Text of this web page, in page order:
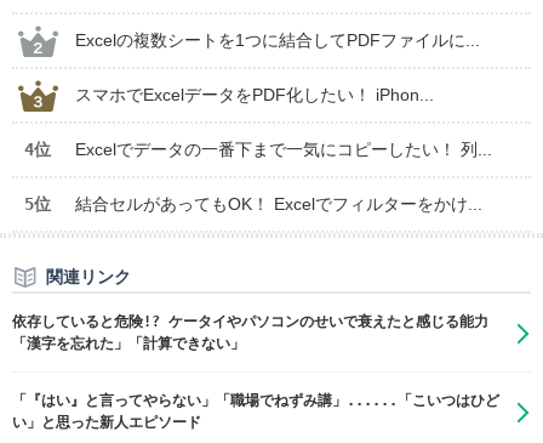
Excelの複数シートを1つに結合してPDFファイルに...
スマホでExcelデータをPDF化したい！ iPhon...
4位 Excelでデータの一番下まで一気にコピーしたい！ 列...
5位 結合セルがあってもOK！ Excelでフィルターをかけ...
関連リンク
依存していると危険!? ケータイやパソコンのせいで衰えたと感じる能力
「漢字を忘れた」「計算できない」
「『はい』と言ってやらない」「職場でねずみ講」......「こいつはひど
い」と思った新人エピソード